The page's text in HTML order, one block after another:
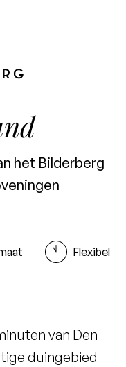
het Bilderberg
Flexibel
van Den
duingebied